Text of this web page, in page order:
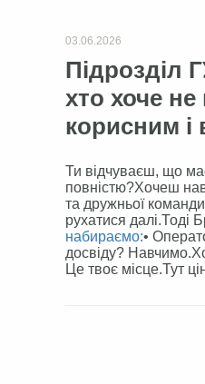
03.06.2026
Підрозділ
хто хоче
корисним
Ти відчуваєш, що
повністю?Хочеш
та дружньої
рухатися далі.Тоді
набираємо:•
досвіду?
Це твоє місце.Тут